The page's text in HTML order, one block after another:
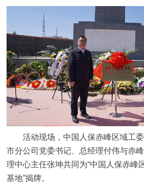
活动现场，中国人保赤峰区域工
市分公司党委书记、总经理付伟与赤
理中心主任张坤共同为“中国人保赤峰
基地”揭牌。